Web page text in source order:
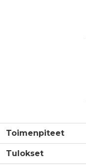
Toimenpiteet
Tulokset